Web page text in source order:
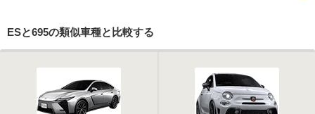
ESと695の類似車種と比較する